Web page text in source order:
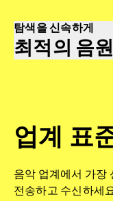
탐색을 신속하게
최적의 음
모든 작
에서
업계 표
음악 업계에서 가장
전송하고 수신하세
최적의
딱 맞는 음원을 더
고, 숨은 보석을 발